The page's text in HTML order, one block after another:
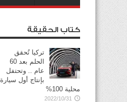
كتاب الحقيقة
تركيا تُحقق
الحلم بعد 60
عام .. وتحتفل
بإنتاج أول سيارة
محلية 100%
2022/10/31